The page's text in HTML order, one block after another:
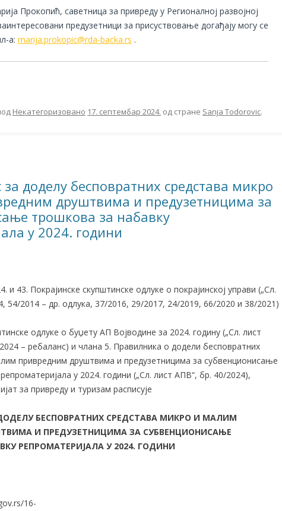
Прокопић, саветница за привреду у Регионалној развојној
предузетници за присуствовање догађају могу се
а: marija.prokopic@rda-backa.rs .
Некатегоризовано 17. септембар 2024. од стране Sanja Todorovic.
за доделу бесповратних средстава микро
друштвима и предузетницима за
трошкова за набавку
у 2024. години
и 43. Покрајинске скупштинске одлуке о покрајинској управи („Сл.
54/2014 – др. oдлука, 37/2016, 29/2017, 24/2019, 66/2020 и 38/2021)
одлуке о буџету АП Војводине за 2024. годину („Сл. лист
– ребаланс) и члана 5. Правилника о додели бесповратних
привредним друштвима и предузетницима за субвенционисање
у 2024. години („Сл. лист АПВ“, бр. 40/2024),
за привреду и туризам расписује
БЕСПОВРАТНИХ СРЕДСТАВА МИКРО И МАЛИМ
И ПРЕДУЗЕТНИЦИМА ЗА СУБВЕНЦИОНИСАЊЕ
РЕПРОМАТЕРИЈАЛА У 2024. ГОДИНИ
16-